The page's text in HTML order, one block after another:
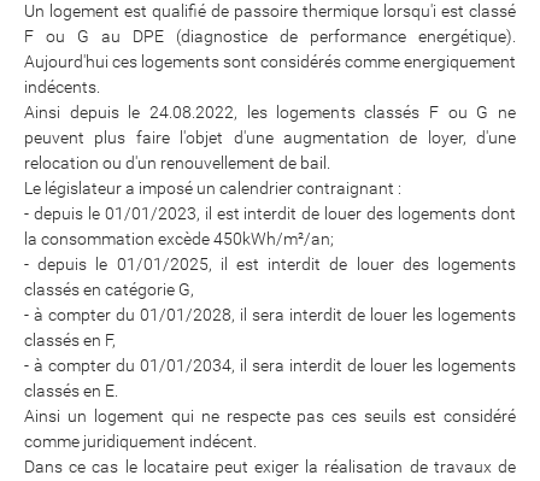
Un logement est qualifié de passoire thermique lorsqu'i est classé
F ou G au DPE (diagnostice de performance energétique).
Aujourd'hui ces logements sont considérés comme energiquement
indécents.
Ainsi depuis le 24.08.2022, les logements classés F ou G ne
peuvent plus faire l'objet d'une augmentation de loyer, d'une
relocation ou d'un renouvellement de bail.
Le législateur a imposé un calendrier contraignant :
- depuis le 01/01/2023, il est interdit de louer des logements dont
la consommation excède 450kWh/m²/an;
- depuis le 01/01/2025, il est interdit de louer des logements
classés en catégorie G,
- à compter du 01/01/2028, il sera interdit de louer les logements
classés en F,
- à compter du 01/01/2034, il sera interdit de louer les logements
classés en E.
Ainsi un logement qui ne respecte pas ces seuils est considéré
comme juridiquement indécent.
Dans ce cas le locataire peut exiger la réalisation de travaux de